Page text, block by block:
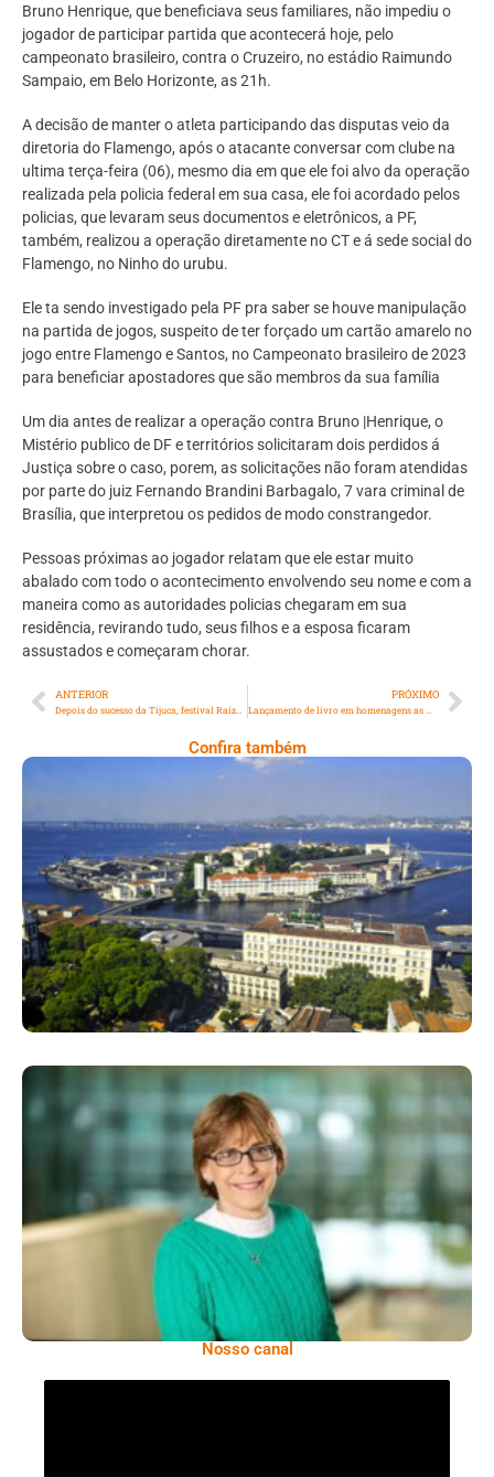
Bruno Henrique, que beneficiava seus familiares, não impediu o
jogador de participar partida que acontecerá hoje, pelo
campeonato brasileiro, contra o Cruzeiro, no estádio Raimundo
Sampaio, em Belo Horizonte, as 21h.
A decisão de manter o atleta participando das disputas veio da
diretoria do Flamengo, após o atacante conversar com clube na
ultima terça-feira (06), mesmo dia em que ele foi alvo da operação
realizada pela policia federal em sua casa, ele foi acordado pelos
policias, que levaram seus documentos e eletrônicos, a PF,
também, realizou a operação diretamente no CT e á sede social do
Flamengo, no Ninho do urubu.
Ele ta sendo investigado pela PF pra saber se houve manipulação
na partida de jogos, suspeito de ter forçado um cartão amarelo no
jogo entre Flamengo e Santos, no Campeonato brasileiro de 2023
para beneficiar apostadores que são membros da sua família
Um dia antes de realizar a operação contra Bruno |Henrique, o
Mistério publico de DF e territórios solicitaram dois perdidos á
Justiça sobre o caso, porem, as solicitações não foram atendidas
por parte do juiz Fernando Brandini Barbagalo, 7 vara criminal de
Brasília, que interpretou os pedidos de modo constrangedor.
Pessoas próximas ao jogador relatam que ele estar muito
abalado com todo o acontecimento envolvendo seu nome e com a
maneira como as autoridades policias chegaram em sua
residência, revirando tudo, seus filhos e a esposa ficaram
assustados e começaram chorar.
ANTERIOR PRÓXIMO
Confira também
Ilha Das Cobras, Um Tesouro Histórico
Escondido No Coração Do Rio De Janeiro
Mariângela Simão É Referência Brasileira
Na Diplomacia Da Saúde Global
Nosso canal